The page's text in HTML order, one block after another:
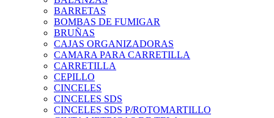
BARRETAS
BOMBAS DE FUMIGAR
BRUÑAS
CAJAS ORGANIZADORAS
CAMARA PARA CARRETILLA
CARRETILLA
CEPILLO
CINCELES
CINCELES SDS
CINCELES SDS P/ROTOMARTILLO